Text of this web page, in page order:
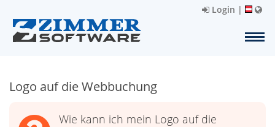
Login |
Logo auf die Webbuchung
Wie kann ich mein Logo auf die